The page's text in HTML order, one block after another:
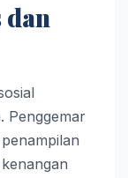
dan
Penggemar